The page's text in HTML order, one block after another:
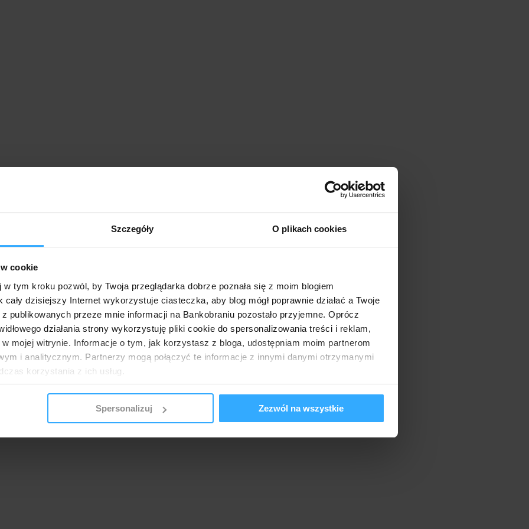
Szczegóły O plikach cookies
cookie
tym kroku pozwól, by Twoja przeglądarka dobrze poznała się z moim blogiem
dzisiejszy Internet wykorzystuje ciasteczka, aby blog mógł poprawnie działać a Twoje
publikowanych przeze mnie informacji na Bankobraniu pozostało przyjemne. Oprócz
działania strony wykorzystuję pliki cookie do spersonalizowania treści i reklam,
mojej witrynie. Informacje o tym, jak korzystasz z bloga, udostępniam moim partnerom
i analitycznym. Partnerzy mogą połączyć te informacje z innymi danymi otrzymanymi
korzystania z ich usług.
Spersonalizuj Zezwól na wszystkie